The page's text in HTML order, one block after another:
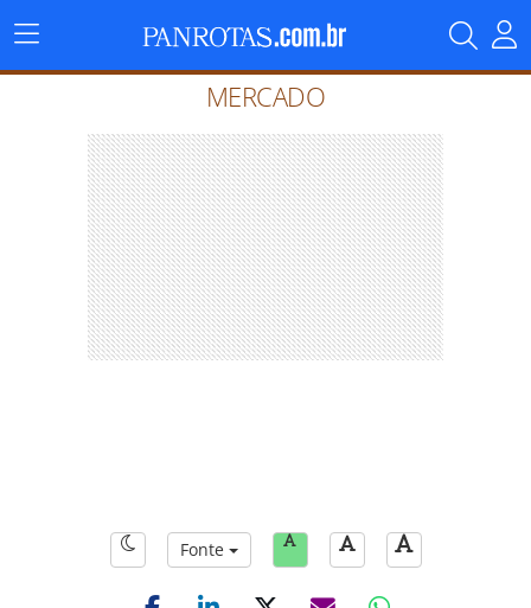
Menu
Principal
MERCADO
Fonte